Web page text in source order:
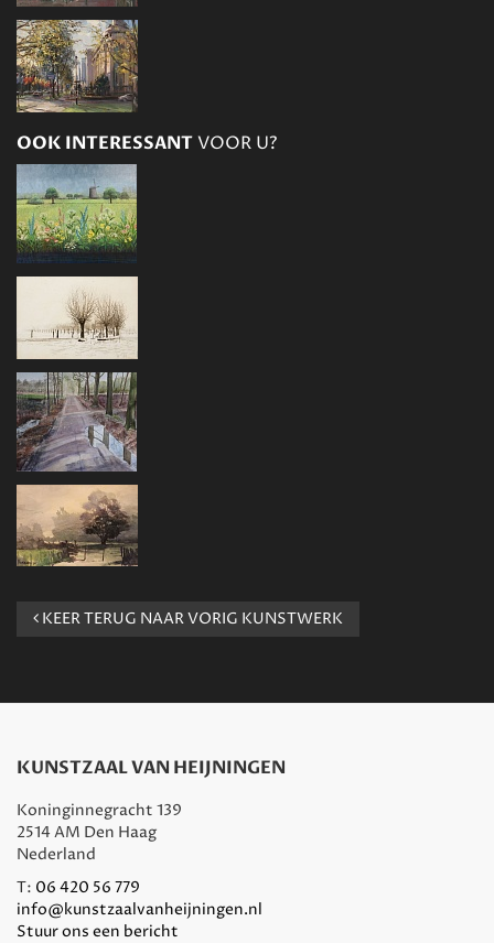
OOK INTERESSANTVOOR U?
KEER TERUG NAAR VORIG KUNSTWERK
KUNSTZAAL VAN HEIJNINGEN
Koninginnegracht 139
2514 AM Den Haag
Nederland
T: 06 420 56 779
info@kunstzaalvanheijningen.nl
Stuur ons een bericht